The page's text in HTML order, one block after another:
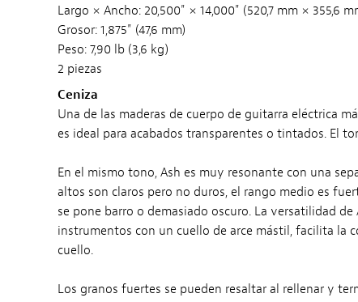
Largo × Ancho: 20,500" × 14,000" (520,7 mm × 355,6
Grosor: 1,875" (47,6 mm)
Peso: 7,90 lb (3,6 kg)
2 piezas
Ceniza
Una de las maderas de cuerpo de guitarra eléctrica
es ideal para acabados transparentes o tintados. El
En el mismo tono, Ash es muy resonante con una
altos son claros pero no duros, el rango medio es
se pone barro o demasiado oscuro. La versatilidad
instrumentos con un cuello de arce mástil, facilita la
cuello.
Los granos fuertes se pueden resaltar al rellenar y